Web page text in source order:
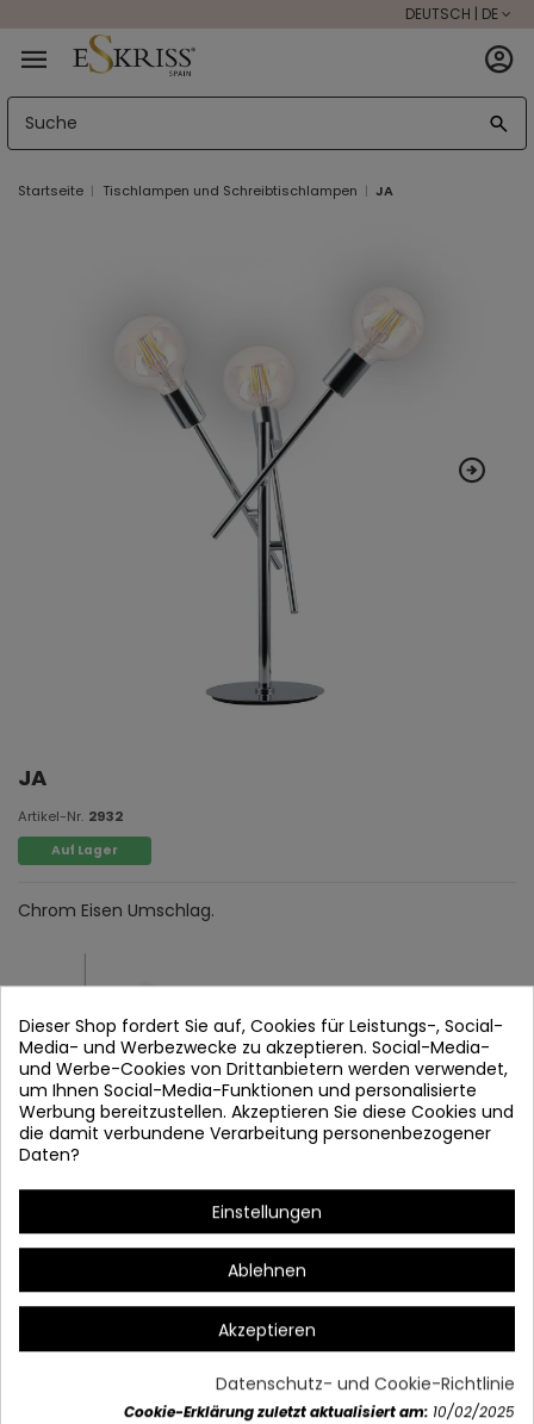
DEUTSCH | DE
Startseite Tischlampen und Schreibtischlampen JA
JA
Artikel-Nr. 2932
Auf Lager
Chrom Eisen Umschlag.
Erhältlich in anderen Größen: 30 cm, 90 cm
* Die Glühlampen werden separat verkauft.
Artikeldetails
Dieser Shop fordert Sie auf, Cookies für Leistungs-, Social-
Media- und Werbezwecke zu akzeptieren. Social-Media-
und Werbe-Cookies von Drittanbietern werden verwendet,
um Ihnen Social-Media-Funktionen und personalisierte
Werbung bereitzustellen. Akzeptieren Sie diese Cookies und
die damit verbundene Verarbeitung personenbezogener
Daten?
Einstellungen
Ablehnen
Akzeptieren
Datenschutz- und Cookie-Richtlinie
Cookie-Erklärung zuletzt aktualisiert am: 10/02/2025